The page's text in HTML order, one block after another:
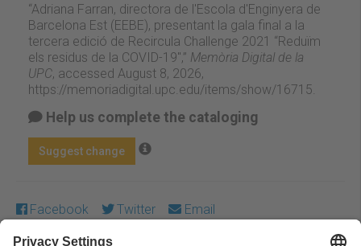
“Adriana Farran, directora de l'Escola d'Enginyera de
Barcelona Est (EEBE), presentant la gala final a la
tercera edició de Recircula Challenge 2021 “Reduïm
els residus de la COVID-19",” Memòria Digital de la
UPC, accessed August 8, 2026,
https://memoriadigital.upc.edu/items/show/16715
Help us complete the cataloging
Suggest change
Facebook Twitter Email